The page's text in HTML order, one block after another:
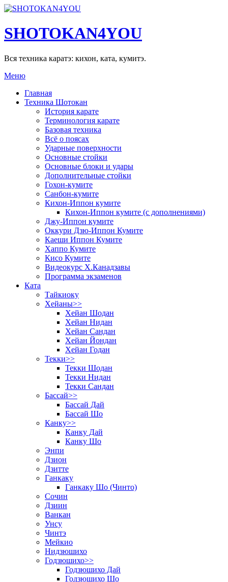
SHOTOKAN4YOU
Вся техника каратэ: кихон, ката, кумитэ.
Меню
Главная
Техника Шотокан
История карате
Терминология карате
Базовая техника
Всё о поясах
Ударные поверхности
Основные стойки
Основные блоки и удары
Дополнительные стойки
Гохон-кумите
Санбон-кумите
Кихон-Иппон кумите
Кихон-Иппон кумите (с дополнениями)
Джу-Иппон кумите
Оккури Дзю-Иппон Кумите
Каеши Иппон Кумите
Хаппо Кумите
Кисо Кумите
Видеокурс Х.Канадзавы
Программа экзаменов
Ката
Тайкиоку
Хейаны>>
Хейан Шодан
Хейан Нидан
Хейан Сандан
Хейан Йондан
Хейан Годан
Текки>>
Текки Шодан
Текки Нидан
Текки Сандан
Бассай>>
Бассай Дай
Бассай Шо
Канку>>
Канку Дай
Канку Шо
Энпи
Дзион
Дзитте
Ганкаку
Ганкаку Шо (Чинто)
Сочин
Дзиин
Ванкан
Унсу
Чинтэ
Мейкио
Нидзюшихо
Годзюшихо>>
Годзюшихо Дай
Годзюшихо Шо